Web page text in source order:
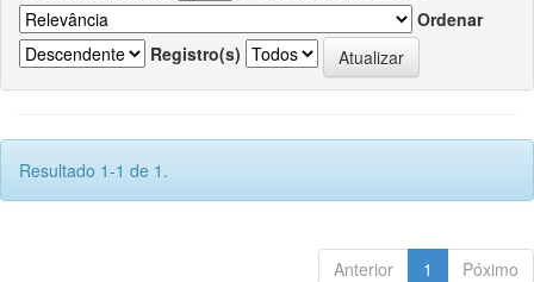
Ordenar
Registro(s)
Resultado 1-1 de 1.
Anterior 1 Póximo